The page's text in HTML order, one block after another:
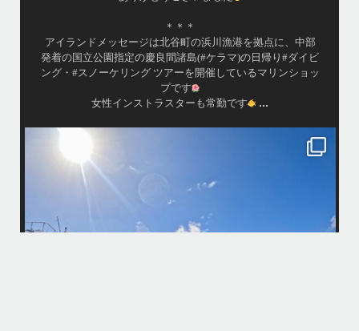
緒させて頂いてます
•
渡嘉敷島の方も夏には珍しい北風つづきのおかげでビーチ
が穏やか
...
island.message
・
最近は、連日クルーザーチャーターのご利用が続いていて梅雨明け後の
パーフェクトな海でバナナボートに船上BBQ、シュノーケリングとお楽
しみ頂いております
何ヶ月も前からやり取りさせて頂き温めていたご予約でしたので、お天